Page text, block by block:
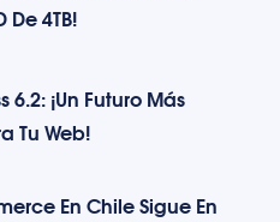
De 4TB!
6.2: ¡Un Futuro Más
Tu Web!
En Chile Sigue En